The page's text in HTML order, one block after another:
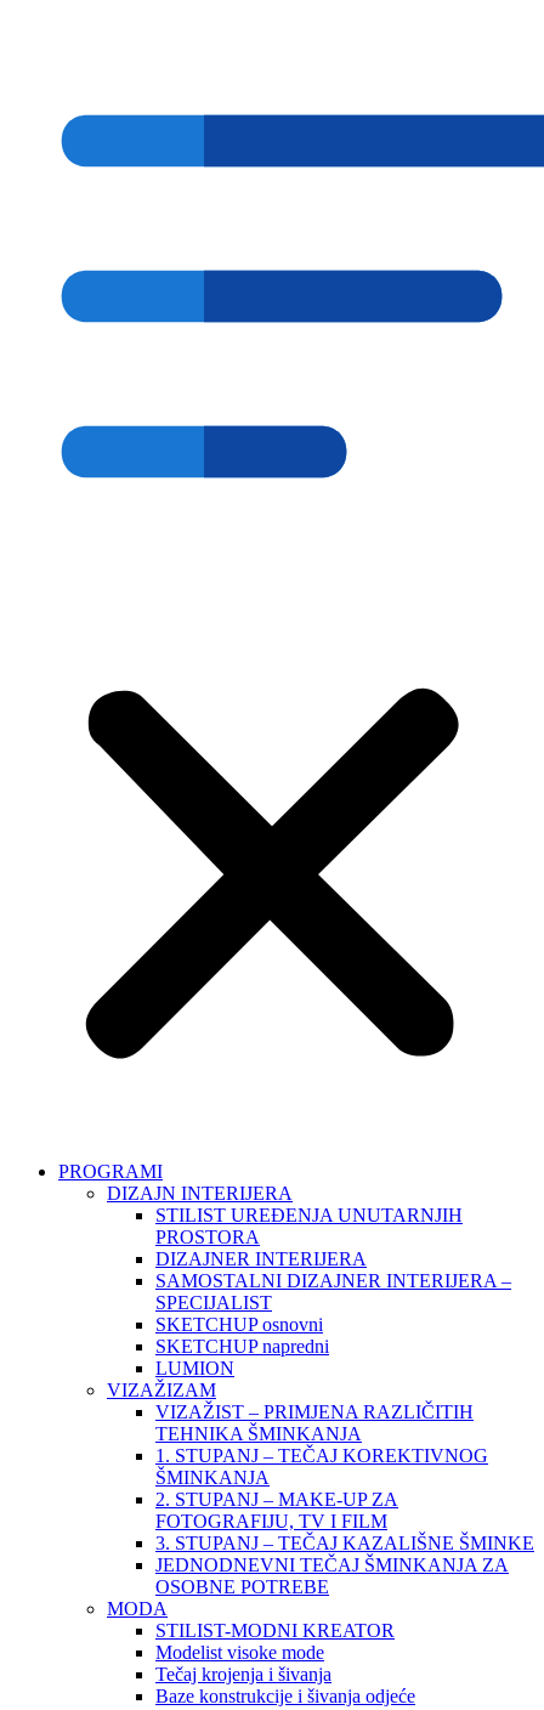
PROGRAMI
DIZAJN INTERIJERA
STILIST UREĐENJA UNUTARNJIH
PROSTORA
DIZAJNER INTERIJERA
SAMOSTALNI DIZAJNER INTERIJERA –
SPECIJALIST
SKETCHUP osnovni
SKETCHUP napredni
LUMION
VIZAŽIZAM
VIZAŽIST – PRIMJENA RAZLIČITIH
TEHNIKA ŠMINKANJA
1. STUPANJ – TEČAJ KOREKTIVNOG
ŠMINKANJA
2. STUPANJ – MAKE-UP ZA
FOTOGRAFIJU, TV I FILM
3. STUPANJ – TEČAJ KAZALIŠNE ŠMINKE
JEDNODNEVNI TEČAJ ŠMINKANJA ZA
OSOBNE POTREBE
MODA
STILIST-MODNI KREATOR
Modelist visoke mode
Tečaj krojenja i šivanja
Baze konstrukcije i šivanja odjeće